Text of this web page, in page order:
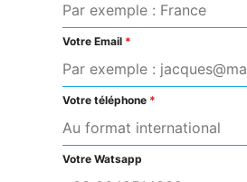
Votre Email *
Votre téléphone *
Votre Watsapp